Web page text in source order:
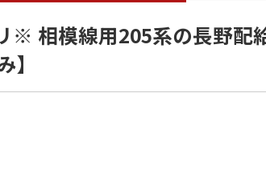
※ 相模線用205系の長野配